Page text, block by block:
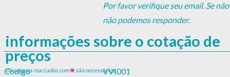
Por favor verifique seu email. Se
não podemos responder.
informações sobre o cotação de
preços
Os campos marcados com são necessários.
Código VVI001